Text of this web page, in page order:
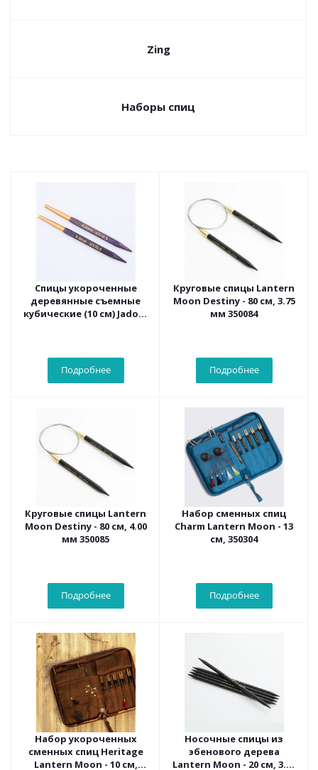
Zing
Наборы спиц
Спицы укороченные
деревянные съемные
кубические (10 см) Jadore
Подробнее
Круговые спицы Lantern
Moon Destiny - 80 см, 3.75
мм 350084
Подробнее
Круговые спицы Lantern
Moon Destiny - 80 см, 4.00
мм 350085
Подробнее
Набор сменных спиц
Charm Lantern Moon - 13
см, 350304
Подробнее
Набор укороченных
сменных спиц Heritage
Lantern Moon - 10 см,
Носочные спицы из
эбенового дерева
Lantern Moon - 20 см, 3.75